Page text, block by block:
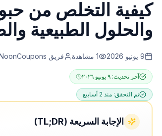
كيفية التخلص من
والحلول الطبيعية
9 يونيو 2026 1 مشاهدة فريق NoonCoupons
آخر تحديث: ٩ يونيو ٢٠٢٦
تم التحقق: منذ 2 أسابيع
الإجابة السريعة (TL;DR)